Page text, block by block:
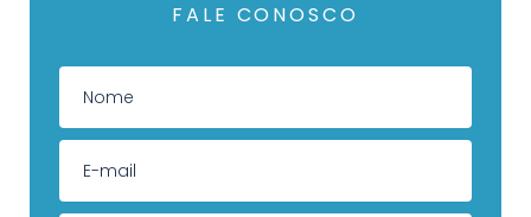
FALE CONOSCO